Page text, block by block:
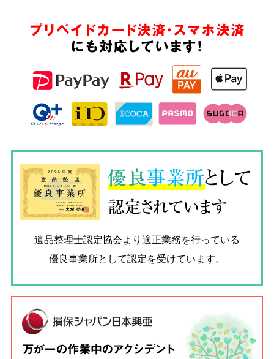
プリペイドカード決済・スマホ決済
にも対応しています!
優良事業所として
認定されています
遺品整理士認定協会より適正業務を行っている
優良事業所として認定を受けています。